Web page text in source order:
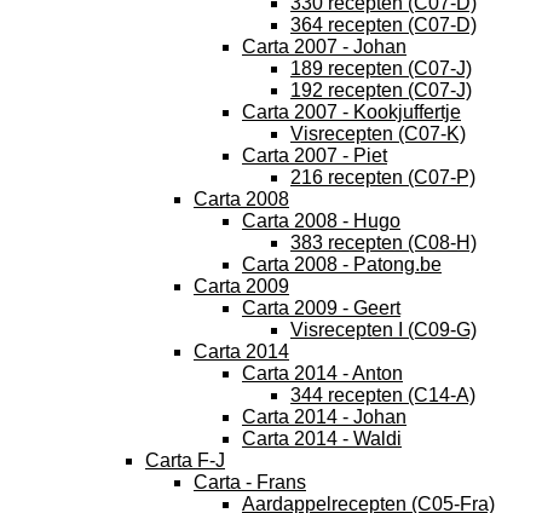
364 recepten (C07-D)
Carta 2007 - Johan
189 recepten (C07-J)
192 recepten (C07-J)
Carta 2007 - Kookjuffertje
Visrecepten (C07-K)
Carta 2007 - Piet
216 recepten (C07-P)
Carta 2008
Carta 2008 - Hugo
383 recepten (C08-H)
Carta 2008 - Patong.be
Carta 2009
Carta 2009 - Geert
Visrecepten I (C09-G)
Carta 2014
Carta 2014 - Anton
344 recepten (C14-A)
Carta 2014 - Johan
Carta 2014 - Waldi
Carta F-J
Carta - Frans
Aardappelrecepten (C05-Fra)